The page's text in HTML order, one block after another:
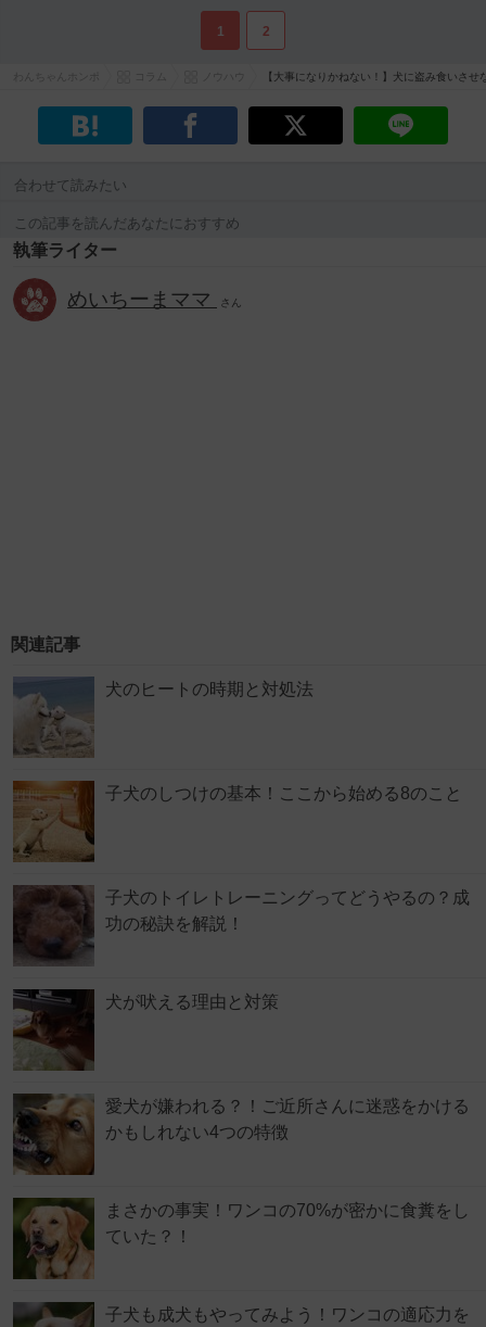
1 2
【大事になりかねない！】犬に盗み食いさせ
合わせて読みたい
この記事を読んだあなたにおすすめ
執筆ライター
めいちーまママ さん
関連記事
犬のヒートの時期と対処法
子犬のしつけの基本！ここから始める8のこと
子犬のトイレトレーニングってどうやるの？成
功の秘訣を解説！
犬が吠える理由と対策
愛犬が嫌われる？！ご近所さんに迷惑をかける
かもしれない4つの特徴
まさかの事実！ワンコの70%が密かに食糞をし
ていた？！
子犬も成犬もやってみよう！ワンコの適応力を